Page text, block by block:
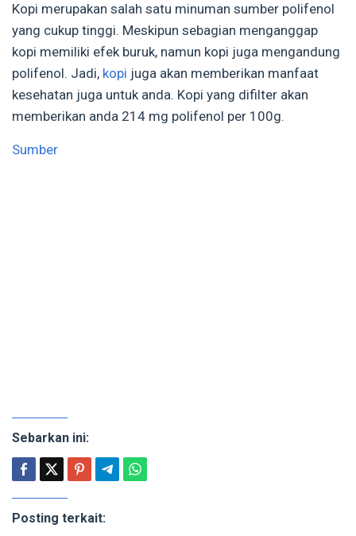
Kopi merupakan salah satu minuman sumber polifenol
yang cukup tinggi. Meskipun sebagian menganggap
kopi memiliki efek buruk, namun kopi juga mengandung
polifenol. Jadi, kopi juga akan memberikan manfaat
kesehatan juga untuk anda. Kopi yang difilter akan
memberikan anda 214 mg polifenol per 100g.
Sumber
Sebarkan ini:
Posting terkait: